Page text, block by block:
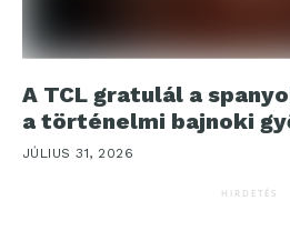
A TCL gratulál a
a történelmi bajnoki
JÚLIUS 31, 2026
HIRDETÉS